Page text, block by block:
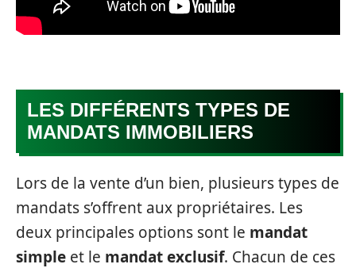
LES DIFFÉRENTS TYPES DE
MANDATS IMMOBILIERS
Lors de la vente d’un bien, plusieurs types de
mandats s’offrent aux propriétaires. Les
deux principales options sont le mandat
simple et le mandat exclusif. Chacun de ces